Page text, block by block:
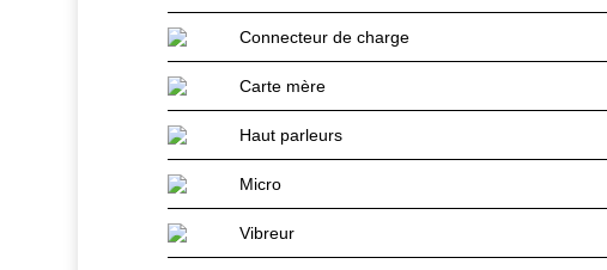
Connecteur de charge
Carte mère
Haut parleurs
Micro
Vibreur